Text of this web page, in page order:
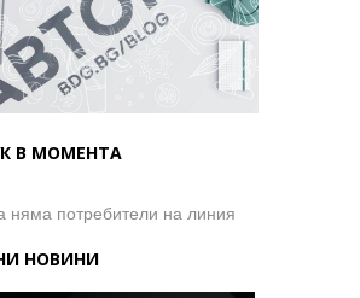
В МОМЕНТА
няма потребители на линия
НОВИНИ